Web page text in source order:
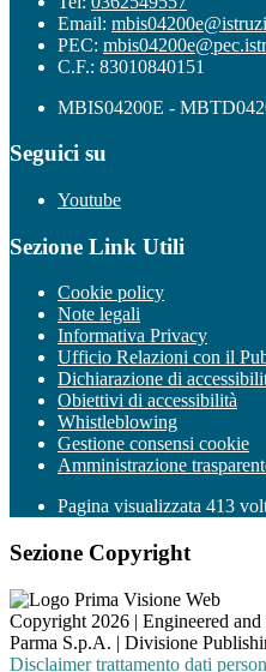
Email:
PEC:
C.F.: 83010840151
MBIS04200E -
Seguici su
Youtube
Sezione Link Utili
Cookie policy
Note legali
Informativa Privacy
Ufficio Relazioni con il
Dichiarazione di
Obiettivi di accessibilità
Whistleblowing
Gestione consensi cookie
Amministrazione
Pagina visualizzata 413
Sezione Copyright
Copyright 2026 | Engineered
Parma S.p.A. | Divisione
Disclaimer trattamento dati